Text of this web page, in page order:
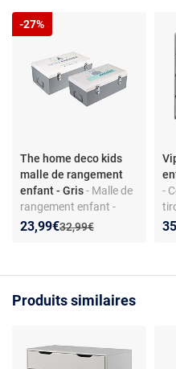
The home deco kids
malle de rangement
enfant - Gris- Malle de
rangement enfant -
métal - motif Little
Ancien prix :
32,99€
Nouveau prix :
23,99€
Réduction de :
-27%
-
Produits similaires